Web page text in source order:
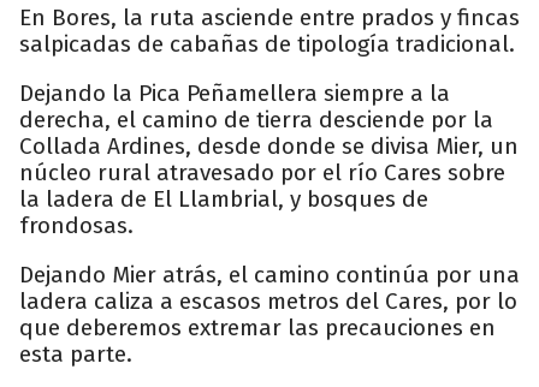
En Bores, la ruta asciende entre prados y fincas
salpicadas de cabañas de tipología tradicional.
Dejando la Pica Peñamellera siempre a la
derecha, el camino de tierra desciende por la
Collada Ardines, desde donde se divisa Mier, un
núcleo rural atravesado por el río Cares sobre
la ladera de El Llambrial, y bosques de
frondosas.
Dejando Mier atrás, el camino continúa por una
ladera caliza a escasos metros del Cares, por lo
que deberemos extremar las precauciones en
esta parte.